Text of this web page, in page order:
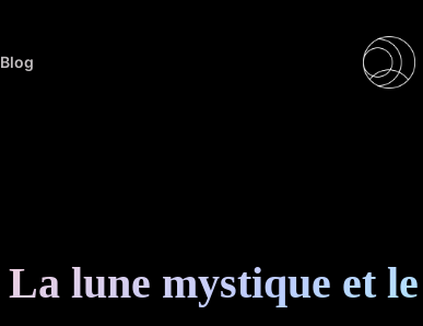
Blog
La lune mystique et